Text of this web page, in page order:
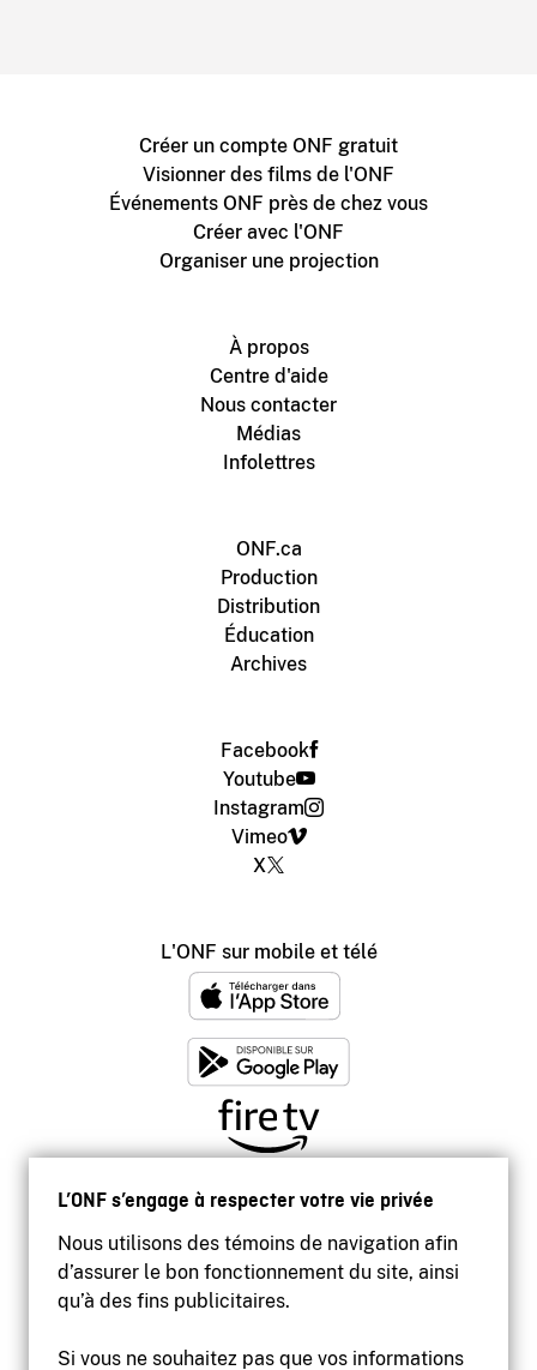
L’ONF s’engage à respecter votre vie privée
Nous utilisons des témoins de navigation afin
d’assurer le bon fonctionnement du site, ainsi
qu’à des fins publicitaires.
Si vous ne souhaitez pas que vos informations
Créer un compte ONF gratuit
Visionner des films de l'ONF
Événements ONF près de chez vous
Créer avec l'ONF
Organiser une projection
À propos
Centre d'aide
Nous contacter
Médias
Infolettres
ONF.ca
Production
Distribution
Éducation
Archives
Facebook
Youtube
Instagram
Vimeo
X
L'ONF sur mobile et télé